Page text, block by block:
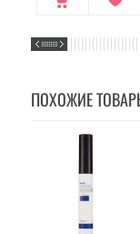
ПОХОЖИЕ